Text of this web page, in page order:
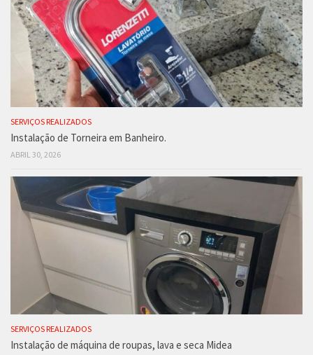
SERVIÇOS REALIZADOS
Instalação de Torneira em Banheiro.
ABRIL 30, 2026
SERVIÇOS REALIZADOS
Instalação de máquina de roupas, lava e seca Midea